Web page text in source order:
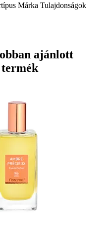
Márka Tulajdonságok
ajánlott